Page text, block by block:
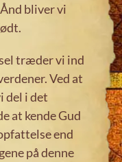
bliver vi
træder vi ind
Ved at
del i det
at kende Gud
end
på denne